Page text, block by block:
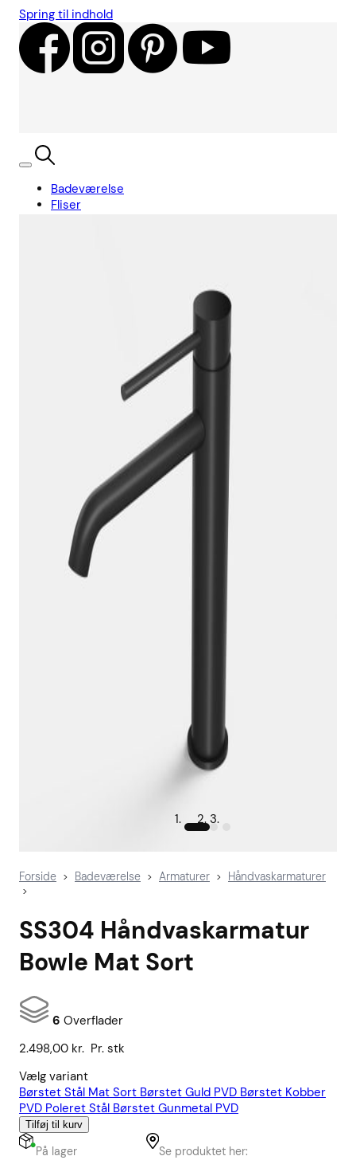
Spring til indhold
Badeværelse
Fliser
Kurv
Forside > Badeværelse > Armaturer > Håndvaskarmaturer
>
SS304 Håndvaskarmatur
Bowle Mat Sort
6 Overflader
2.498,00 kr. Pr. stk
Vælg variant
Børstet Stål Mat Sort Børstet Guld PVD Børstet Kobber
PVD Poleret Stål Børstet Gunmetal PVD
Tilføj til kurv
På lager
Se produktet her: